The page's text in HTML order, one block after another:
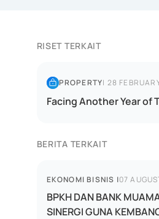
RISET TERKAIT
PROPERTY| 28
Facing Another Year of
BERITA TERKAIT
EKONOMI BISNIS |07
BPKH DAN BANK
SINERGI GUNA